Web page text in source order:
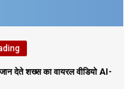
देते शख्स का वायरल वीडियो AI-